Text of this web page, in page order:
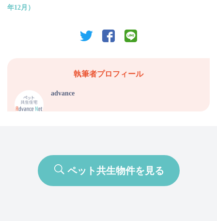
年12月）
twitter facebook
執筆者プロフィール
advance
ペット共生物件を見る